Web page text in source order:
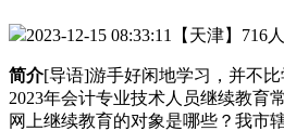
2023-12-15 08:33:11 【天津】 716
简介[导语]游手好闲地学习，并不
2023年会计专业技术人员继续教育
网上继续教育的对象是哪些？我市